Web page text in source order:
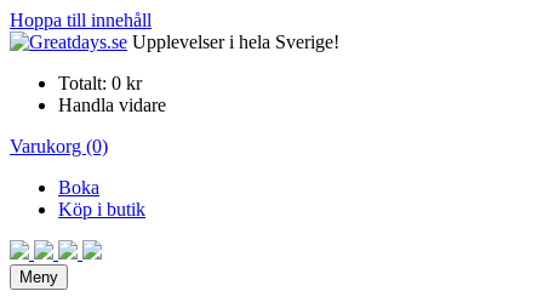
Hoppa till innehåll
Upplevelser i hela Sverige!
Totalt: 0 kr
Handla vidare
Varukorg (0)
Boka
Köp i butik
Meny